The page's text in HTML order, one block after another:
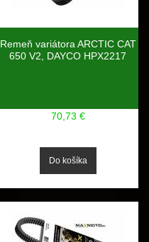
Remeň variátora ARCTIC CAT
650 V2, DAYCO HPX2217
70,73 €